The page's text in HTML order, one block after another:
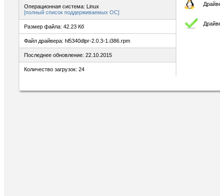
Операционная система: Linux
[полный список поддерживаемых ОС]
Размер файла: 42.23 Кб
Файл драйвера: hl5340dlpr-2.0.3-1.i386.rpm
Последнее обновление: 22.10.2015
Количество загрузок: 24